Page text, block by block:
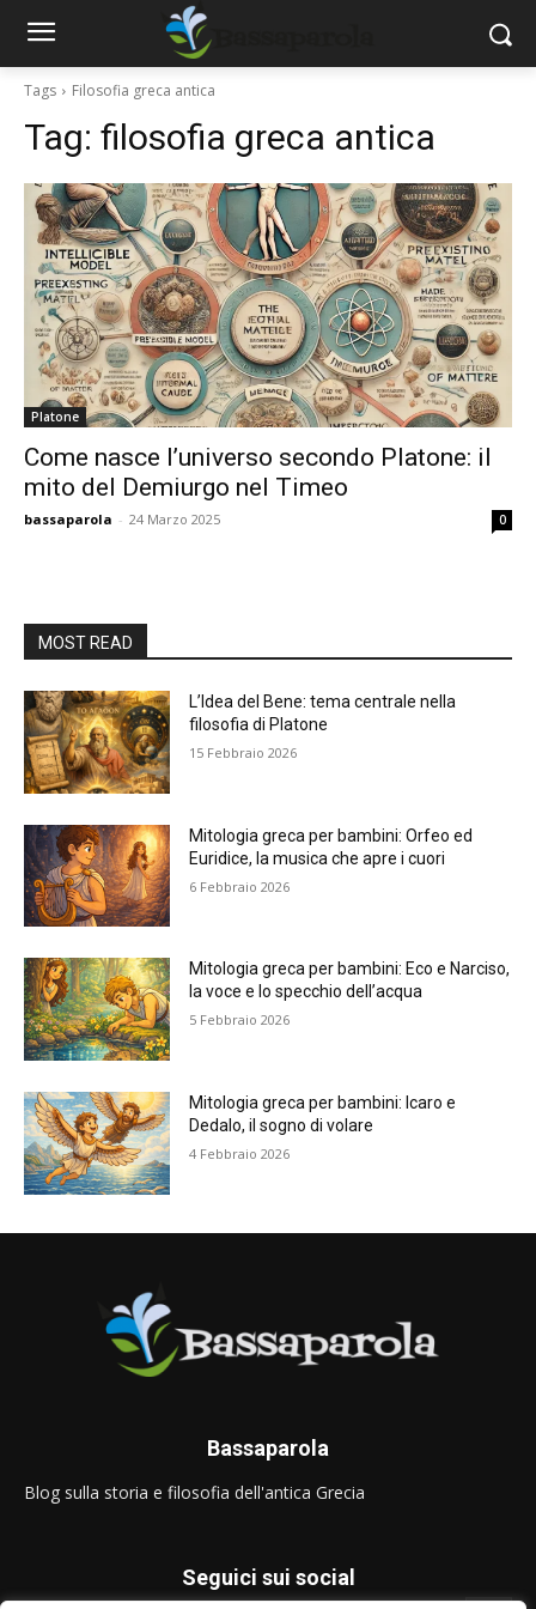
Tags Filosofia greca antica
Tag: filosofia greca antica
Platone
Come nasce l’universo secondo Platone: il
mito del Demiurgo nel Timeo
bassaparola - 24 Marzo 2025 0
MOST READ
L’Idea del Bene: tema centrale nella
filosofia di Platone
15 Febbraio 2026
Mitologia greca per bambini: Orfeo ed
Euridice, la musica che apre i cuori
6 Febbraio 2026
Mitologia greca per bambini: Eco e Narciso,
la voce e lo specchio dell’acqua
5 Febbraio 2026
Mitologia greca per bambini: Icaro e
Dedalo, il sogno di volare
4 Febbraio 2026
Bassaparola
Blog sulla storia e filosofia dell'antica Grecia
Seguici sui social